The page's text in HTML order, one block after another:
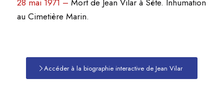
28 mai 1971 – Mort de Jean Vilar à Sète. Inhumation
au Cimetière Marin.
Accéder à la biographie interactive de Jean Vilar